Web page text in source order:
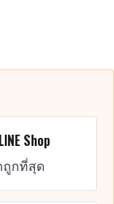
Shop
ถูกที่สุด